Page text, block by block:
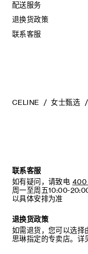
配送服务
退换货政策
联系客服
CELINE 女士甄选
联系客服
如有疑问，请致电 400
周一至周五10:00-
以具体安排为准
退换货政策
如需退货，您可以选择
思琳指定的专卖店。详